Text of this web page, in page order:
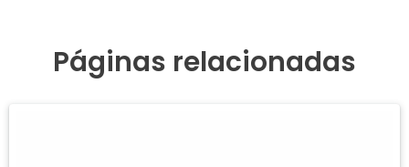
Páginas relacionadas